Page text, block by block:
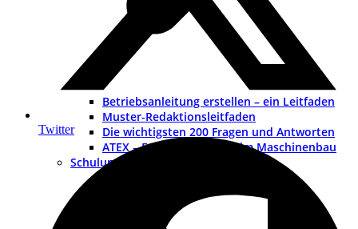
Betriebsanleitung erstellen – ein Leitfaden
Muster-Redaktionsleitfaden
Die wichtigsten 200 Fragen und Antworten
ATEX – Explosionsschutz im Maschinenbau
Schulungen
Twitter